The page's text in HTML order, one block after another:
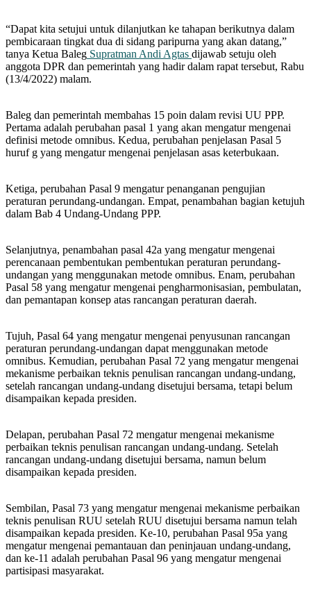
“Dapat kita setujui untuk dilanjutkan ke tahapan berikutnya dalam
pembicaraan tingkat dua di sidang paripurna yang akan datang,”
tanya Ketua Baleg Supratman Andi Agtas dijawab setuju oleh
anggota DPR dan pemerintah yang hadir dalam rapat tersebut, Rabu
(13/4/2022) malam.
Baleg dan pemerintah membahas 15 poin dalam revisi UU PPP.
Pertama adalah perubahan pasal 1 yang akan mengatur mengenai
definisi metode omnibus. Kedua, perubahan penjelasan Pasal 5
huruf g yang mengatur mengenai penjelasan asas keterbukaan.
Ketiga, perubahan Pasal 9 mengatur penanganan pengujian
peraturan perundang-undangan. Empat, penambahan bagian ketujuh
dalam Bab 4 Undang-Undang PPP.
Selanjutnya, penambahan pasal 42a yang mengatur mengenai
perencanaan pembentukan pembentukan peraturan perundang-
undangan yang menggunakan metode omnibus. Enam, perubahan
Pasal 58 yang mengatur mengenai pengharmonisasian, pembulatan,
dan pemantapan konsep atas rancangan peraturan daerah.
Tujuh, Pasal 64 yang mengatur mengenai penyusunan rancangan
peraturan perundang-undangan dapat menggunakan metode
omnibus. Kemudian, perubahan Pasal 72 yang mengatur mengenai
mekanisme perbaikan teknis penulisan rancangan undang-undang,
setelah rancangan undang-undang disetujui bersama, tetapi belum
disampaikan kepada presiden.
Delapan, perubahan Pasal 72 mengatur mengenai mekanisme
perbaikan teknis penulisan rancangan undang-undang. Setelah
rancangan undang-undang disetujui bersama, namun belum
disampaikan kepada presiden.
Sembilan, Pasal 73 yang mengatur mengenai mekanisme perbaikan
teknis penulisan RUU setelah RUU disetujui bersama namun telah
disampaikan kepada presiden. Ke-10, perubahan Pasal 95a yang
mengatur mengenai pemantauan dan peninjauan undang-undang,
dan ke-11 adalah perubahan Pasal 96 yang mengatur mengenai
partisipasi masyarakat.